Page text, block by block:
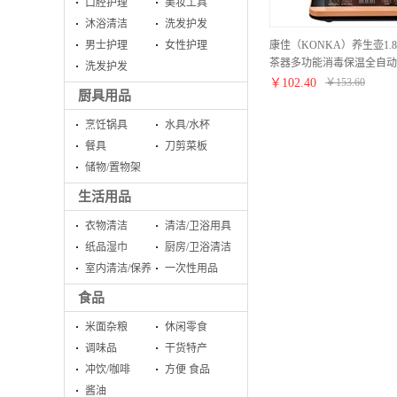
口腔护理
美妆工具
沐浴清洁
洗发护发
男士护理
女性护理
洗发护发
厨具用品
烹饪锅具
水具/水杯
餐具
刀剪菜板
储物/置物架
生活用品
衣物清洁
清洁/卫浴用具
纸品湿巾
厨房/卫浴清洁
室内清洁/保养
一次性用品
食品
米面杂粮
休闲零食
调味品
干货特产
冲饮/咖啡
方便 食品
酱油
康佳（KONKA）养生壶
茶器多功能消毒保温全自
锈钢电水壶煮药壶中药壶
￥ 102.40 ￥153.60